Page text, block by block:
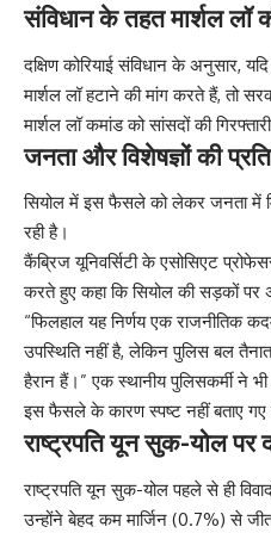
संविधान के तहत मार्शल लॉ
दक्षिण कोरियाई संविधान के अनुसार,
मार्शल लॉ हटाने की मांग करते हैं, तो
मार्शल लॉ कमांड को सांसदों की
जनता और विशेषज्ञों की
सियोल में इस फैसले को लेकर जनता में
रही है।
कैंब्रिज यूनिवर्सिटी के एसोसिएट
करते हुए कहा कि सियोल की सड़कों पर
“फिलहाल यह निर्णय एक राजनीतिक
उपस्थिति नहीं है, लेकिन पुलिस बल
हैरान हैं।” एक स्थानीय पुलिसकर्मी ने
इस फैसले के कारण स्पष्ट नहीं बताए गए
राष्ट्रपति यून सुक-योल पर
राष्ट्रपति यून सुक-योल पहले से ही
उन्होंने बेहद कम मार्जिन (0.7%) से